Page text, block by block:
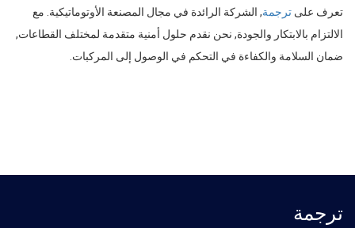
تعرف على ترجمة, الشركة الرائدة في مجال المصنعة الأوتوماتيكية. مع
الالتزام بالابتكار والجودة, نحن نقدم حلول أمنية متقدمة لمختلف القطاعات,
ضمان السلامة والكفاءة في التحكم في الوصول إلى المركبات.
ترجمة